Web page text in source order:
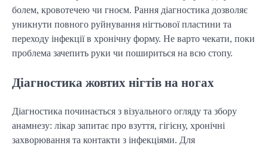
болем, кровотечею чи гноєм. Рання діагностика дозволяє
уникнути повного руйнування нігтьової пластини та
переходу інфекції в хронічну форму. Не варто чекати, поки
проблема зачепить руки чи пошириться на всю стопу.
Діагностика жовтих нігтів на ногах
Діагностика починається з візуального огляду та збору
анамнезу: лікар запитає про взуття, гігієну, хронічні
захворювання та контакти з інфекціями. Для